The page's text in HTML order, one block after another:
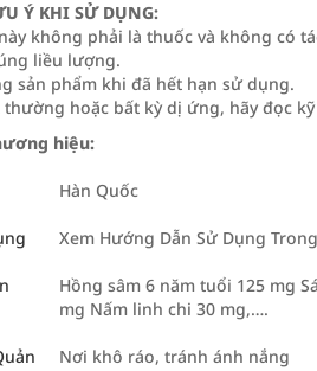
Ý KHI SỬ DỤNG:
không phải là thuốc và không có
liều lượng.
sản phẩm khi đã hết hạn sử dụng.
thường hoặc bất kỳ dị ứng, hãy đọc
hiệu:
Hàn Quốc
Xem Hướng Dẫn Sử Dụng
Hồng sâm 6 năm tuổi 125 mg
mg Nấm linh chi 30 mg,….
Nơi khô ráo, tránh ánh nắng